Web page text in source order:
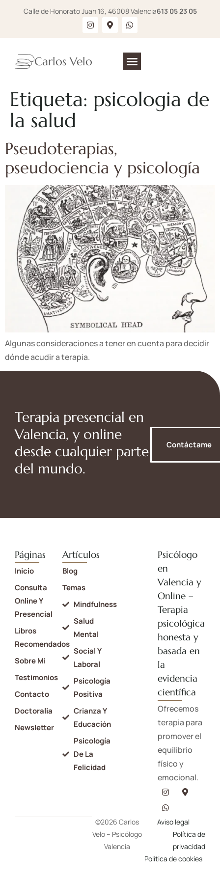
Calle de Honorato Juan 16, 46008 Valencia613 05 23 05
Carlos Velo
Etiqueta: psicologia de
la salud
Pseudoterapias,
pseudociencia y psicología
Algunas consideraciones a tener en cuenta para decidir
dónde acudir a terapia.
Terapia presencial en
Valencia, y online
desde cualquier parte
del mundo.
Contáctame
Páginas
Inicio
Consulta
Online Y
Presencial
Libros
Recomendados
Sobre Mi
Testimonios
Contacto
Doctoralia
Newsletter
Artículos
Blog
Temas
Mindfulness
Salud
Mental
Social Y
Laboral
Psicología
Positiva
Crianza Y
Educación
Psicología
De La
Felicidad
Psicólogo
en
Valencia y
Online –
Terapia
psicológica
honesta y
basada en
la
evidencia
científica
Ofrecemos
terapia para
promover el
equilibrio
físico y
emocional.
©2026 Carlos
Velo – Psicólogo
Valencia
Aviso legal
Política de
privacidad
Política de cookies